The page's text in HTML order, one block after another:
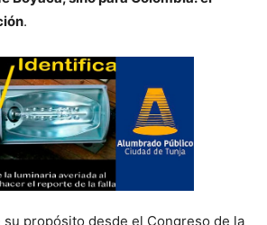
.
su propósito desde el Congreso de la